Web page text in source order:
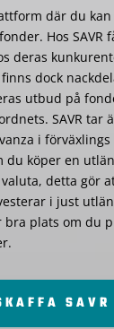
där du
Hos SAVR
deras
dock
utbud på
SAVR tar
i
du köper en
detta gör
i just
bra plats om du